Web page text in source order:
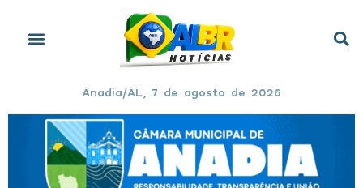
Anadia/AL, 7 de agosto de 2026